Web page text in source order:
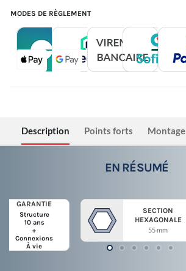
MODES DE RÈGLEMENT
Description Points forts Montage
EN RÉSUMÉ
GARANTIE
Structure
10 ans
+
Connexions
À vie
SECTION
HEXAGONALE
55 mm